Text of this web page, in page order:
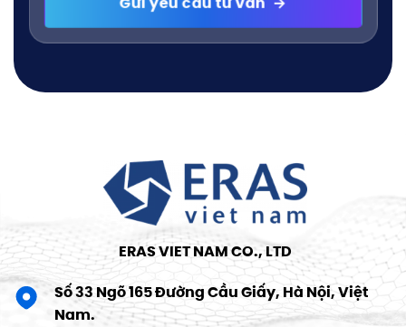
ERAS VIET NAM CO., LTD
Số 33 Ngõ 165 Đường Cầu Giấy, Hà Nội, Việt
Nam.